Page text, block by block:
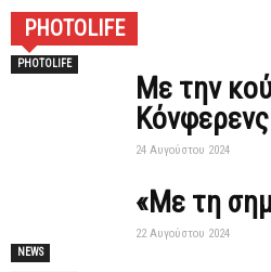
PHOTOLIFE
PHOTOLIFE
Με την
24 Αυγούστου 2024
NEWS
«Με τη
22 Αυγούστου 2024